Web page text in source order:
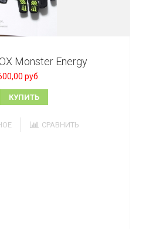
Monster Energy
руб.
КУПИТЬ
СРАВНИТЬ